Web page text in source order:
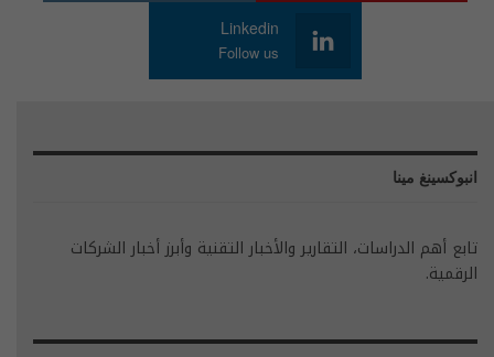
Linkedin
Follow us
انبوكسينغ مينا
تابع أهم الدراسات، التقارير والأخبار التقنية وأبرز أخبار الشركات
الرقمية.